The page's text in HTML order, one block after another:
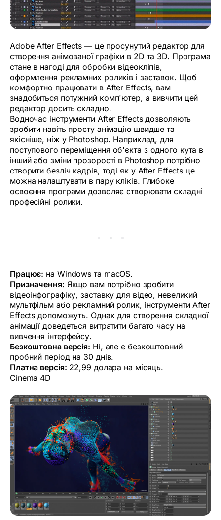
Adobe After Effects — це просунутий редактор для
створення анімованої графіки в 2D та 3D. Програма
стане в нагоді для обробки відеокліпів,
оформлення рекламних роликів і заставок. Щоб
комфортно працювати в After Effects, вам
знадобиться потужний комп'ютер, а вивчити цей
редактор досить складно.
Водночас інструменти After Effects дозволяють
зробити навіть просту анімацію швидше та
якісніше, ніж у Photoshop. Наприклад, для
поступового переміщення об'єкта з одного кута в
інший або зміни прозорості в Photoshop потрібно
створити безліч кадрів, тоді як у After Effects це
можна налаштувати в пару кліків. Глибоке
освоєння програми дозволяє створювати складні
професійні ролики.
Працює: на Windows та macOS.
Призначення: Якщо вам потрібно зробити
відеоінфографіку, заставку для відео, невеликий
мультфільм або рекламний ролик, інструменти After
Effects допоможуть. Однак для створення складної
анімації доведеться витратити багато часу на
вивчення інтерфейсу.
Безкоштовна версія: Ні, але є безкоштовний
пробний період на 30 днів.
Платна версія: 22,99 долара на місяць.
Cinema 4D